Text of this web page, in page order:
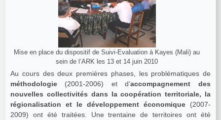
Mise en place du dispositif de Suivi‐Evaluation à Kayes (Mali) au
sein de l’ARK les 13 et 14 juin 2010
Au cours des deux premières phases, les problématiques de
méthodologie (2001‐2006) et d’accompagnement des
nouvelles collectivités dans la coopération territoriale, la
régionalisation et le développement économique (2007‐
2009) ont été traitées. Une trentaine de territoires ont été